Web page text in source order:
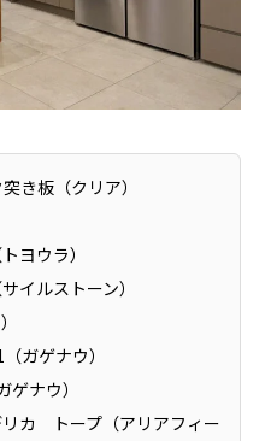
き板（クリア）
ヨウラ）
イルストーン）
ガゲナウ）
ナウ）
リカ トープ（アリアフィー